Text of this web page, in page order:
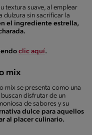
textura suave, al emplear
dulzura sin sacrificar la
el ingrediente estrella,
clic aquí.
mix
mix se presenta como una
disfrutar de un
de sabores y su
dulce para aquellos
al placer culinario.